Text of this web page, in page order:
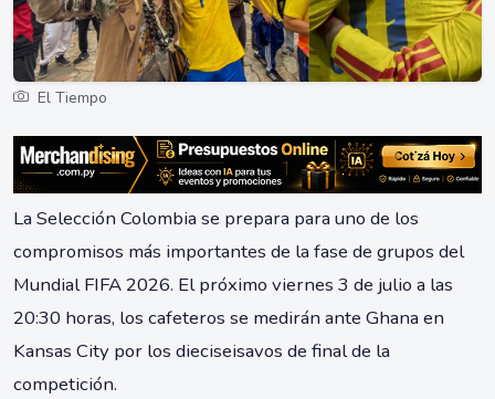
El Tiempo
La Selección Colombia se prepara para uno de los
compromisos más importantes de la fase de grupos del
Mundial FIFA 2026. El próximo viernes 3 de julio a las
20:30 horas, los cafeteros se medirán ante Ghana en
Kansas City por los dieciseisavos de final de la
competición.